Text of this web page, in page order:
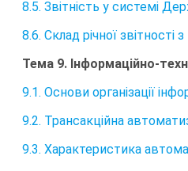
8.5. Звітність у системі
8.6. Склад річної
Тема 9. Інформаційно-
9.1. Основи організації
9.2. Трансакційна
9.3. Характеристика